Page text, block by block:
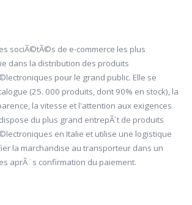
sociÃ©tÃ©s de e-commerce les plus
dans la distribution des produits
pour le grand public. Elle se
(25. 000 produits, dont 90% en stock), la
la vitesse et l'attention aux exigences
dispose du plus grand entrepÃ´t de produits
en Italie et utilise une logistique
la marchandise au transporteur dans un
aprÃ¨s confirmation du paiement.